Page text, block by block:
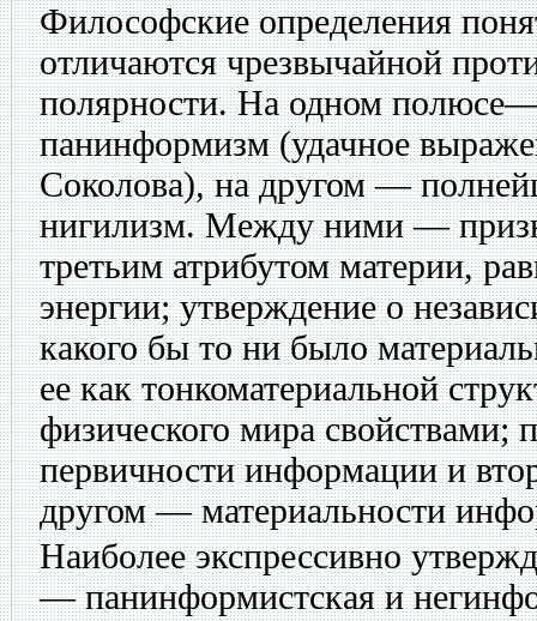
Философские определения
отличаются чрезвычайной
полярности. На одном
панинформизм (удачное
Соколова), на другом —
нигилизм. Между ними —
третьим атрибутом материи,
энергии; утверждение о
какого бы то ни было
ее как тонкоматериальной
физического мира свойствами;
первичности информации и
другом — материальности
Наиболее экспрессивно
— панинформистская и